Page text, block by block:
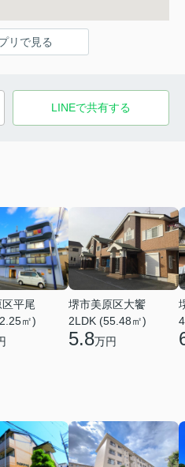
リで見る
LINEで共有する
平尾
㎡)
堺市美原区大饗
2LDK (55.48㎡)
5.8万円